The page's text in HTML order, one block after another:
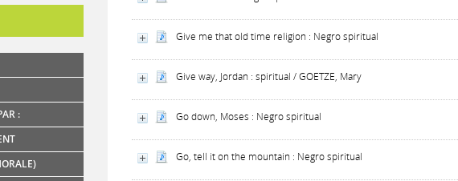
:
Give me that old time religion : Negro spiritual
Give way, Jordan : spiritual / GOETZE, Mary
Go down, Moses : Negro spiritual
Go, tell it on the mountain : Negro spiritual